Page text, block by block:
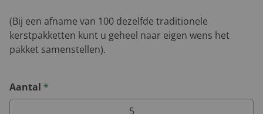
(Bij een afname van 100 dezelfde traditionele
kerstpakketten kunt u geheel naar eigen wens het
pakket samenstellen).
Aantal *